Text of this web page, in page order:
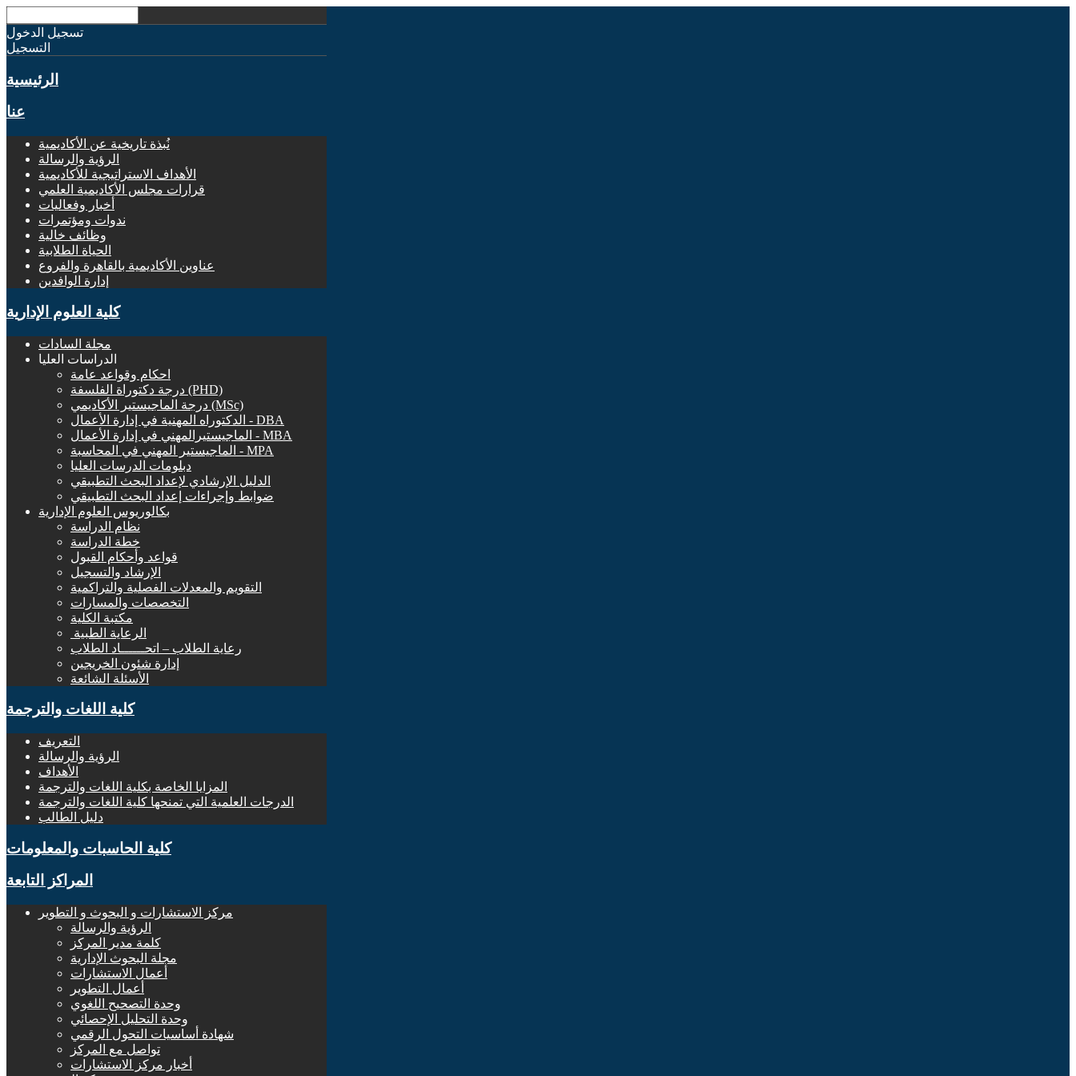
تسجيل الدخول
التسجيل
الرئيسية
عنا
نُبذة تاريخية عن الأكاديمية
الرؤية والرسالة
الأهداف الاستراتيجية للأكاديمية
قرارات مجلس الأكاديمية العلمي
أخبار وفعاليات
ندوات ومؤتمرات
وظائف خالية
الحياة الطلابية
عناوين الأكاديمية بالقاهرة والفروع
إدارة الوافدين
كلية العلوم الإدارية
مجلة السادات
الدراسات العليا
احكام وقواعد عامة
درجة دكتوراة الفلسفة (PHD)
درجة الماجيستير الأكاديمي (MSc)
الدكتوراه المهنية في إدارة الأعمال - DBA
الماجيستيرالمهني في إدارة الأعمال - MBA
الماجيستير المهني في المحاسبة - MPA
دبلومات الدرسات العليا
الدليل الإرشادي لإعداد البحث التطبيقي
ضوابط وإجراءات إعداد البحث التطبيقي
بكالوريوس العلوم الإدارية
نظام الدراسة
خطة الدراسة
قواعد وأحكام القبول
الإرشاد والتسجيل
التقويم والمعدلات الفصلية والتراكمية
التخصصات والمسارات
مكتبة الكلية
الرعاية الطبية ‏
رعاية الطلاب – اتحــــــاد الطلاب
إدارة شئون الخريجين
الأسئلة الشائعة
كلية اللغات والترجمة
التعريف
الرؤية والرسالة
الأهداف
المزايا الخاصة بكلية اللغات والترجمة
الدرجات العلمية التي تمنحها كلية اللغات والترجمة
دليل الطالب
كلية الحاسبات والمعلومات
المراكز التابعة
مركز الاستشارات و البحوث و التطوير
الرؤية والرسالة
كلمة مدير المركز
مجلة البحوث الإدارية
أعمال الاستشارات
أعمال التطوير
وحدة التصحيح اللغوي
وحدة التحليل الإحصائي
شهادة أساسيات التحول الرقمي
تواصل مع المركز
أخبار مركز الاستشارات